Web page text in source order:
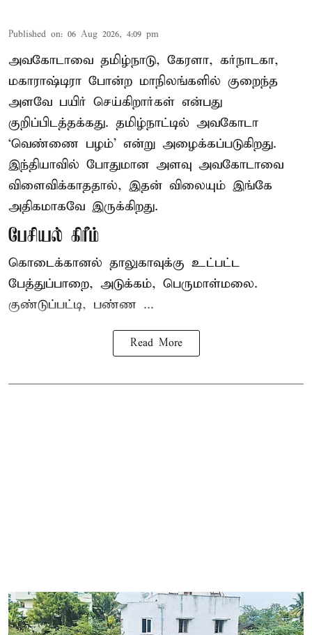
Published on: 06 Aug 2026, 4:09 pm
அவகோடாவை தமிழ்நாடு, கேரளா, கர்நாடகா,
மகாராஷ்டிரா போன்ற மாநிலங்களில் குறைந்த
அளவே பயிர் செய்கிறார்கள் என்பது
குறிப்பிடத்தக்கது. தமிழ்நாட்டில் அவகோடா
‘வெண்ணை பழம்’ என்று அழைக்கப்படுகிறது.
இந்தியாவில் போதுமான அளவு அவகோடாவை
விளைவிக்காததால், இதன் விலையும் இங்கே
அதிகமாகவே இருக்கிறது.
பேசியல் கிரீம்
கொடைக்கானல் தாலுகாவுக்கு உட்பட்ட
பேத்துப்பாறை, அடுக்கம், பெருமாள்மலை.
குண்டுப்பட்டி, பண்ண ...
Read More